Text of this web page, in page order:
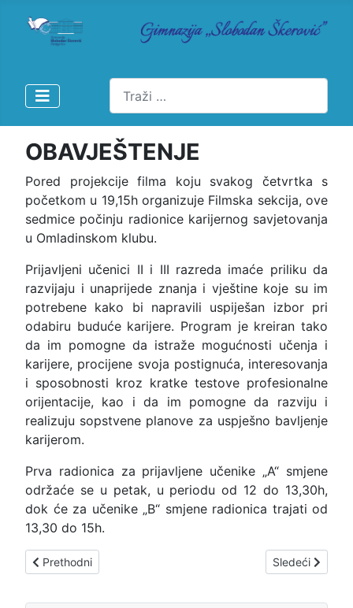
Pretraži
OBAVJEŠTENJE
Pored projekcije filma koju svakog četvrtka s
početkom u 19,15h organizuje Filmska sekcija, ove
sedmice počinju radionice karijernog savjetovanja
u Omladinskom klubu.
Prijavljeni učenici II i III razreda imaće priliku da
razvijaju i unaprijede znanja i vještine koje su im
potrebene kako bi napravili uspiješan izbor pri
odabiru buduće karijere. Program je kreiran tako
da im pomogne da istraže mogućnosti učenja i
karijere, procijene svoja postignuća, interesovanja
i sposobnosti kroz kratke testove profesionalne
orijentacije, kao i da im pomogne da razviju i
realizuju sopstvene planove za uspješno bavljenje
karijerom.
Prva radionica za prijavljene učenike „A“ smjene
održaće se u petak, u periodu od 12 do 13,30h,
dok će za učenike „B“ smjene radionica trajati od
13,30 do 15h.
Prethodni članak: DIPLOMA „LUČA“
Prethodni Sledeći članak:
Sledeći